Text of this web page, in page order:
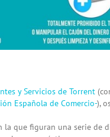
y Servicios de Torrent
Española de Comercio-),
la que figuran una serie de